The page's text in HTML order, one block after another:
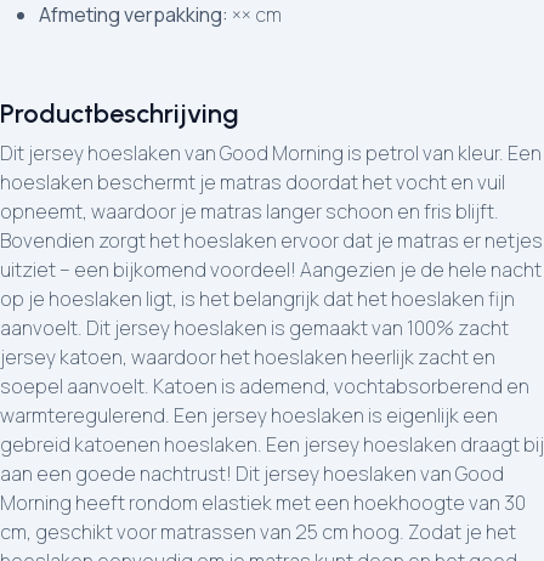
Productbeschrijving
Dit jersey hoeslaken van Good Morning is petrol van kleur. Een
hoeslaken beschermt je matras doordat het vocht en vuil
opneemt, waardoor je matras langer schoon en fris blijft.
Bovendien zorgt het hoeslaken ervoor dat je matras er netjes
uitziet – een bijkomend voordeel! Aangezien je de hele nacht
op je hoeslaken ligt, is het belangrijk dat het hoeslaken fijn
aanvoelt. Dit jersey hoeslaken is gemaakt van 100% zacht
jersey katoen, waardoor het hoeslaken heerlijk zacht en
soepel aanvoelt. Katoen is ademend, vochtabsorberend en
warmteregulerend. Een jersey hoeslaken is eigenlijk een
gebreid katoenen hoeslaken. Een jersey hoeslaken draagt bij
aan een goede nachtrust! Dit jersey hoeslaken van Good
Morning heeft rondom elastiek met een hoekhoogte van 30
cm, geschikt voor matrassen van 25 cm hoog. Zodat je het
Afmeting verpakking: ×× cm